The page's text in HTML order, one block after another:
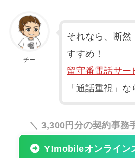
チー
それなら、断然
すすめ！
留守番電話サー
「通話重視」
＼ 3,300円分の契約事務
Y!mobileオンライン